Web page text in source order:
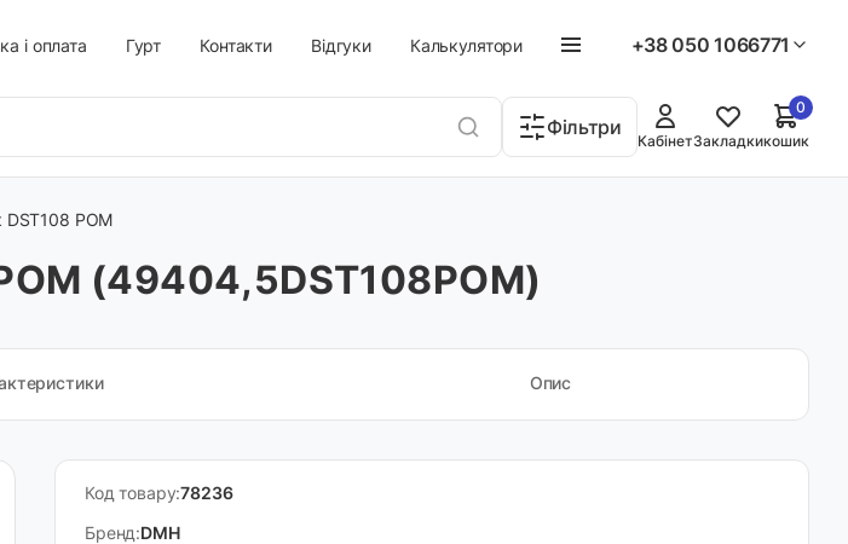
і оплата Гурт Контакти Відгуки Калькулятори +38 050 1066771
Фільтри
КабінетЗакладкикошик
0
DST108 POM
(49404,5DST108POM)
Опис
Код товару:78236
Бренд:DMH